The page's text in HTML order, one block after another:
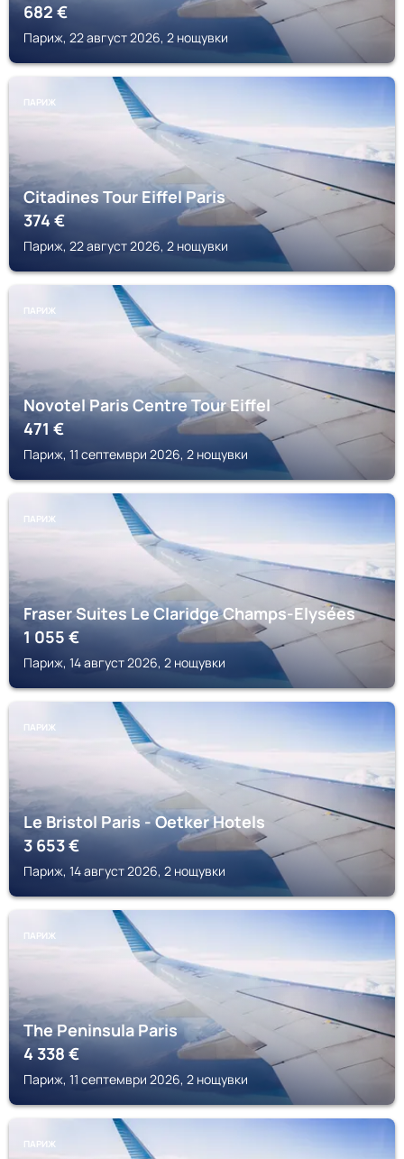
682€
Париж, 22 август 2026, 2 нощувки
ПАРИЖ
Citadines Tour Eiffel Paris
374€
Париж, 22 август 2026, 2 нощувки
ПАРИЖ
Novotel Paris Centre Tour Eiffel
471€
Париж, 11 септември 2026, 2 нощувки
ПАРИЖ
Fraser Suites Le Claridge Champs-Elysées
1 055€
Париж, 14 август 2026, 2 нощувки
ПАРИЖ
Le Bristol Paris - Oetker Hotels
3 653€
Париж, 14 август 2026, 2 нощувки
ПАРИЖ
The Peninsula Paris
4 338€
Париж, 11 септември 2026, 2 нощувки
ПАРИЖ